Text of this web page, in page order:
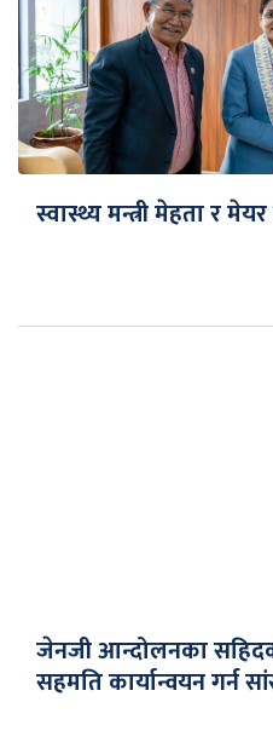
स्वास्थ्य मन्त्री मेहता र
जेनजी आन्दोलनका
सहमति कार्यान्वयन गर्न